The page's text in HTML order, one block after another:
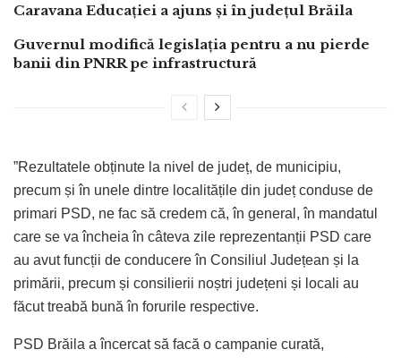
Caravana Educației a ajuns și în județul Brăila
Guvernul modifică legislația pentru a nu pierde
banii din PNRR pe infrastructură
”Rezultatele obținute la nivel de județ, de municipiu,
precum și în unele dintre localitățile din județ conduse de
primari PSD, ne fac să credem că, în general, în mandatul
care se va încheia în câteva zile reprezentanții PSD care
au avut funcții de conducere în Consiliul Județean și la
primării, precum și consilierii noștri județeni și locali au
făcut treabă bună în forurile respective.
PSD Brăila a încercat să facă o campanie curată,